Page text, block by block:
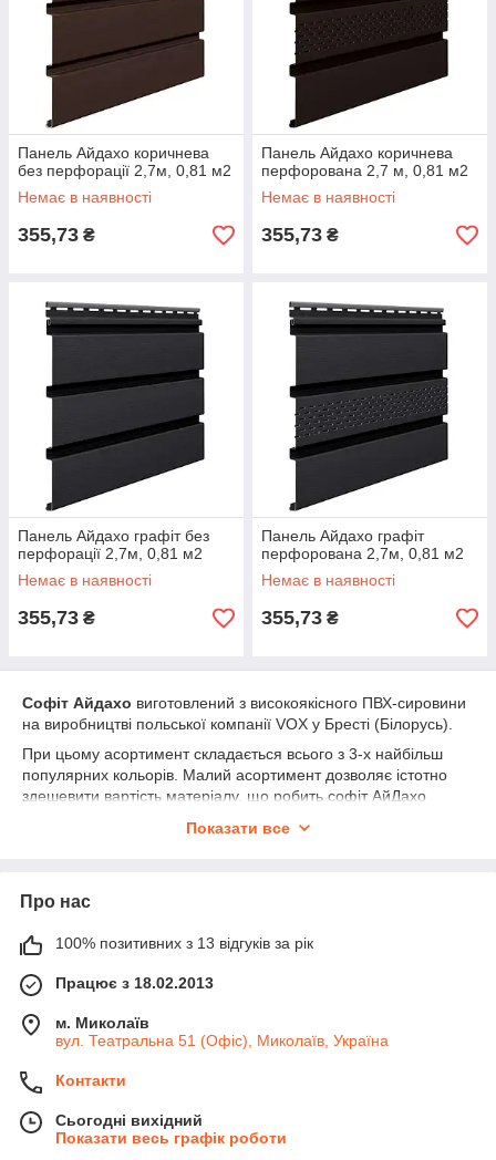
Панель Айдахо коричнева
без перфорації 2,7м, 0,81 м2
Немає в наявності
355,73 ₴
Панель Айдахо коричнева
перфорована 2,7 м, 0,81 м2
Немає в наявності
355,73 ₴
Панель Айдахо графіт без
перфорації 2,7м, 0,81 м2
Немає в наявності
355,73 ₴
Панель Айдахо графіт
перфорована 2,7м, 0,81 м2
Немає в наявності
355,73 ₴
Софіт Айдахо виготовлений з високоякісного ПВХ-сировини
на виробництві польської компанії VOX у Бресті (Білорусь).
При цьому асортимент складається всього з 3-х найбільш
популярних кольорів. Малий асортимент дозволяє істотно
здешевити вартість матеріалу, що робить софіт АйДахо
гармонує з найбільш популярними квітами водостічних
Показати все
Про нас
100% позитивних з 13 відгуків за рік
Працює з 18.02.2013
м. Миколаїв
вул. Театральна 51 (Офіс), Миколаїв, Україна
Контакти
Сьогодні вихідний
Показати весь графік роботи